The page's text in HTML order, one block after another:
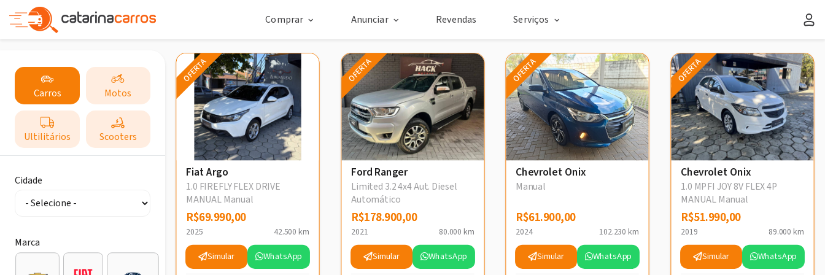
Comprar Anunciar Revendas Serviços
Carros Motos
Ultilitários Scooters
Cidade
Marca
OFERTA
Fiat Argo
1.0 FIREFLY FLEX DRIVE
MANUAL Manual
R$69.990,00
R$69.990,00
2025 42.500 km
Simular WhatsApp
OFERTA
Ford Ranger
Limited 3.2 4x4 Aut. Diesel
Automático
R$178.900,00
R$178.900,00
2021 80.000 km
Simular WhatsApp
OFERTA
Chevrolet Onix
Manual
R$61.900,00
R$61.900,00
2024 102.230 km
Simular WhatsApp
OFERTA
Chevrolet Onix
1.0 MPFI JOY 8V FLEX 4P
MANUAL Manual
R$51.990,00
R$51.990,00
2019 89.000 km
Simular WhatsApp